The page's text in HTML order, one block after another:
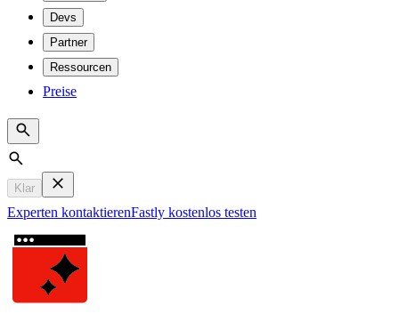
Devs
Partner
Ressourcen
Preise
Search
Klar
Experten kontaktierenFastly kostenlos testen